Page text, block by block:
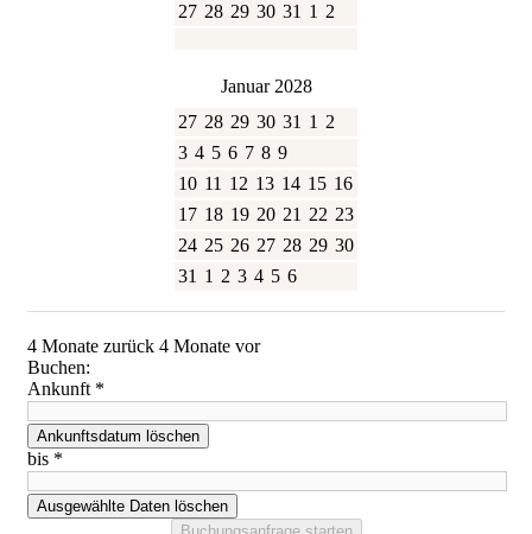
27 28 29 30 31 1 2
Januar 2028
27 28 29 30 31 1 2
3 4 5 6 7 8 9
10 11 12 13 14 15 16
17 18 19 20 21 22 23
24 25 26 27 28 29 30
31 1 2 3 4 5 6
4 Monate zurück 4 Monate vor
Buchen:
Ankunft *
bis *